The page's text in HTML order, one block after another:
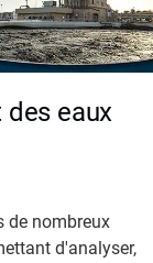
eaux
de nombreux
d'analyser,